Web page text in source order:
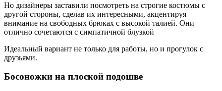
Но дизайнеры заставили посмотреть на строгие костюмы с
другой стороны, сделав их интересными, акцентируя
внимание на свободных брюках с высокой талией. Они
отлично сочетаются с симпатичной блузкой
Идеальный вариант не только для работы, но и прогулок с
друзьями.
Босоножки на плоской подошве